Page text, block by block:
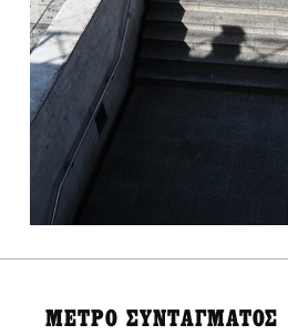
ΜΕΤΡΟ ΣΥΝΤΑΓΜΑΤΟΣ